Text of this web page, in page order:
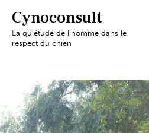
Cynoconsult
La quiétude de l'homme dans le
respect du chien